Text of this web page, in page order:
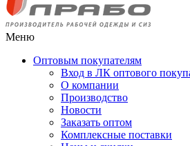
Меню
Оптовым покупателям
Вход в ЛК оптового
О компании
Производство
Новости
Заказать оптом
Комплексные поставки